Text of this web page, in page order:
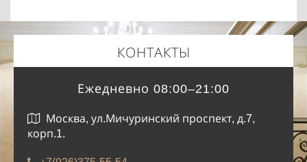
КОНТАКТЫ
Ежедневно 08:00–21:00
Москва, ул.Мичуринский проспект, д.7,
корп.1.